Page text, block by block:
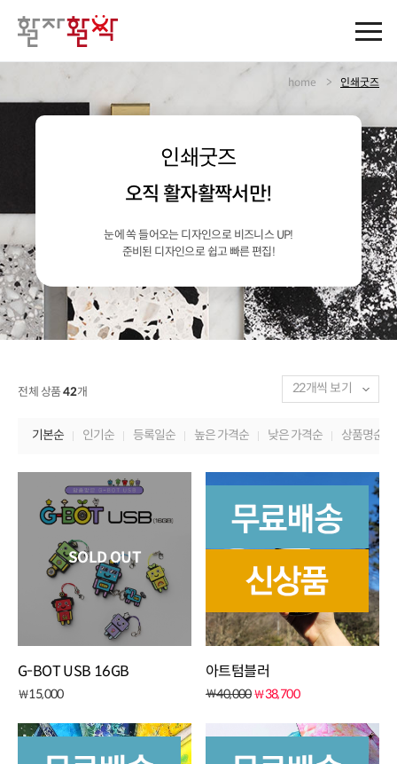
home > 인쇄굿즈
인쇄굿즈
오직 활자활짝서만!
눈에 쏙 들어오는 디자인으로 비즈니스 UP!
준비된 디자인으로 쉽고 빠른 편집!
전체 상품42개
기본순 인기순 등록일순 높은 가격순 낮은 가격순 상품명순
22개씩 보기
40개씩 보기
SOLD OUT
G-BOT USB 16GB
￦15,000
아트텀블러
￦40,000￦38,700